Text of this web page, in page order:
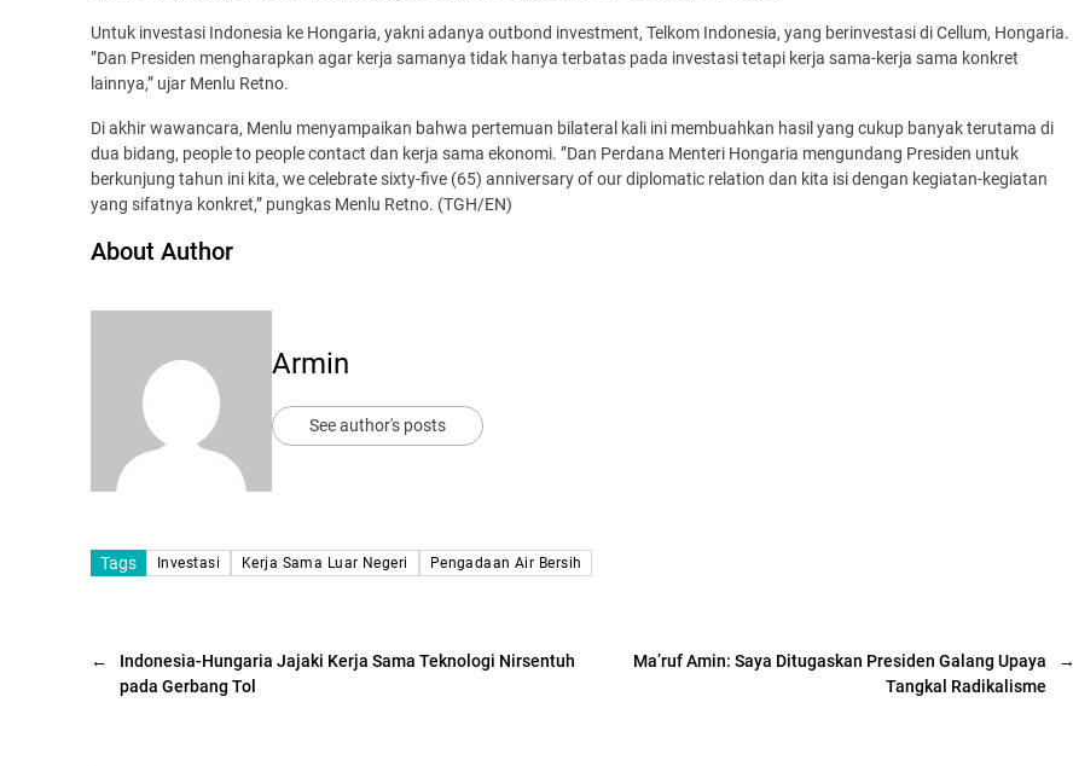
Untuk investasi Indonesia ke Hongaria, yakni adanya outbond investment, Telkom Indonesia, yang berinvestasi di Cellum, Hongaria.
”Dan Presiden mengharapkan agar kerja samanya tidak hanya terbatas pada investasi tetapi kerja sama-kerja sama konkret
lainnya,” ujar Menlu Retno.
Di akhir wawancara, Menlu menyampaikan bahwa pertemuan bilateral kali ini membuahkan hasil yang cukup banyak terutama di
dua bidang, people to people contact dan kerja sama ekonomi. ”Dan Perdana Menteri Hongaria mengundang Presiden untuk
berkunjung tahun ini kita, we celebrate sixty-five (65) anniversary of our diplomatic relation dan kita isi dengan kegiatan-kegiatan
yang sifatnya konkret,” pungkas Menlu Retno. (TGH/EN)
About Author
Armin
See author's posts
Tags Investasi Kerja Sama Luar Negeri Pengadaan Air Bersih
←
Indonesia-Hungaria Jajaki Kerja Sama Teknologi Nirsentuh
pada Gerbang Tol
→
Ma’ruf Amin: Saya Ditugaskan Presiden Galang Upaya
Tangkal Radikalisme